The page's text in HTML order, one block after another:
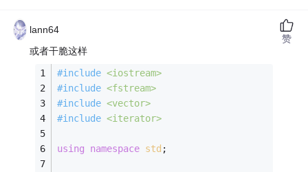
lann64
或者干脆这样
#include <iostream>
#include <fstream>
#include <vector>
#include <iterator>
using namespace std ;
赞